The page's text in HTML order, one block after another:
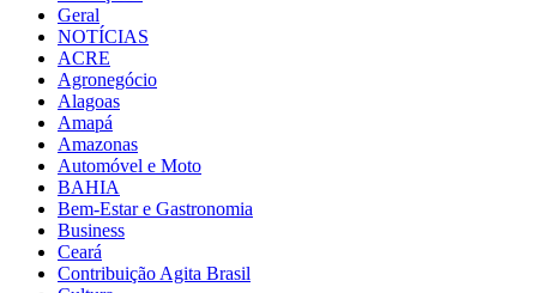
Geral
NOTÍCIAS
ACRE
Agronegócio
Alagoas
Amapá
Amazonas
Automóvel e Moto
BAHIA
Bem-Estar e Gastronomia
Business
Ceará
Contribuição Agita Brasil